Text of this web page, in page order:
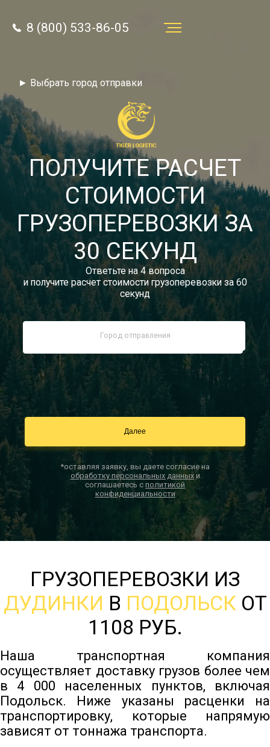
8 (800) 533-86-05
Звонок по России бесплатный
autotransport24@yandex.ru
Заказать звонок
Тарифы
Отзывы
Статьи
Новости
Документы
Контакты
► Выбрать город отправки
8 (800) 533-86-05
ПОЛУЧИТЕ РАСЧЕТ
СТОИМОСТИ
ГРУЗОПЕРЕВОЗКИ ЗА
30 СЕКУНД
Ответьте на 4 вопроса
и получите расчет стоимости грузоперевозки за 60
секунд
*оставляя заявку, вы даете согласие на
обработку персональных данныхи
соглашаетесь с политикой
конфиденциальности
ГРУЗОПЕРЕВОЗКИ ИЗ
ДУДИНКИ В ПОДОЛЬСКОТ
1108 РУБ.
Наша транспортная компания
осуществляет доставку грузов более чем
в 4 000 населенных пунктов, включая
Подольск. Ниже указаны расценки на
транспортировку, которые напрямую
зависят от тоннажа транспорта.